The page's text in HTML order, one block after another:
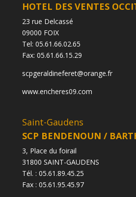
HOTEL DES VENTES
23 rue Delcassé
09000 FOIX
Tel: 05.61.66.02.65
Fax: 05.61.66.15.29
scpgeraldineferet@orange.fr
www.encheres09.com
Saint-Gaudens
SCP BENDENOUN /
3, Place du foirail
31800 SAINT-GAUDENS
Tél. : 05.61.89.45.25
Fax : 05.61.95.45.97